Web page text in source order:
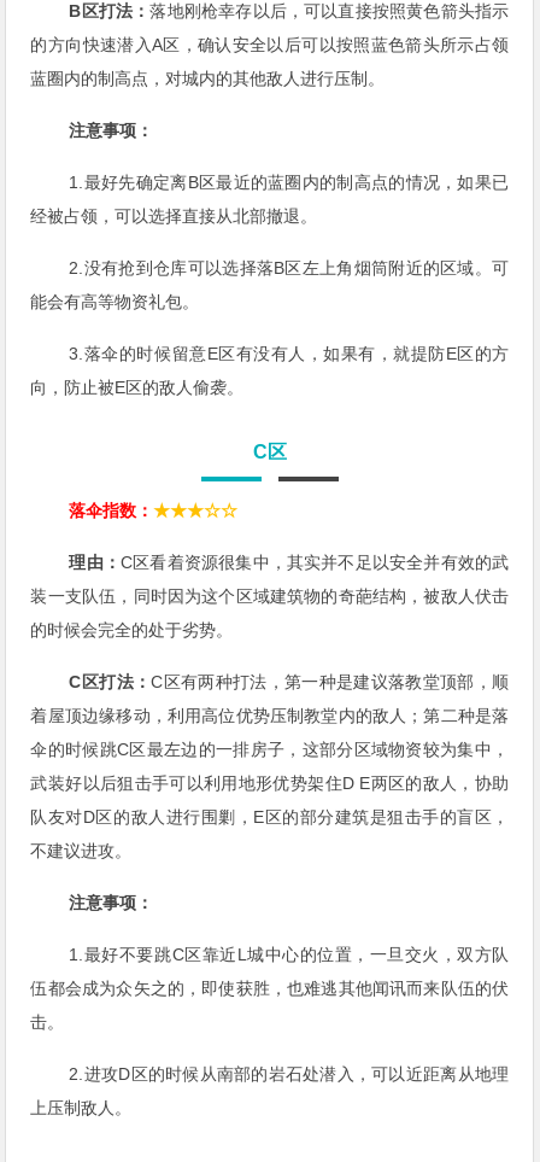
B区打法：落地刚枪幸存以后，可以直接按照黄色箭头指示
的方向快速潜入A区，确认安全以后可以按照蓝色箭头所示占领
蓝圈内的制高点，对城内的其他敌人进行压制。
注意事项：
1.最好先确定离B区最近的蓝圈内的制高点的情况，如果已
经被占领，可以选择直接从北部撤退。
2.没有抢到仓库可以选择落B区左上角烟筒附近的区域。可
能会有高等物资礼包。
3.落伞的时候留意E区有没有人，如果有，就提防E区的方
向，防止被E区的敌人偷袭。
C区
落伞指数：★★★☆☆
理由：C区看着资源很集中，其实并不足以安全并有效的武
装一支队伍，同时因为这个区域建筑物的奇葩结构，被敌人伏击
的时候会完全的处于劣势。
C区打法：C区有两种打法，第一种是建议落教堂顶部，顺
着屋顶边缘移动，利用高位优势压制教堂内的敌人；第二种是落
伞的时候跳C区最左边的一排房子，这部分区域物资较为集中，
武装好以后狙击手可以利用地形优势架住D E两区的敌人，协助
队友对D区的敌人进行围剿，E区的部分建筑是狙击手的盲区，
不建议进攻。
注意事项：
1.最好不要跳C区靠近L城中心的位置，一旦交火，双方队
伍都会成为众矢之的，即使获胜，也难逃其他闻讯而来队伍的伏
击。
2.进攻D区的时候从南部的岩石处潜入，可以近距离从地理
上压制敌人。